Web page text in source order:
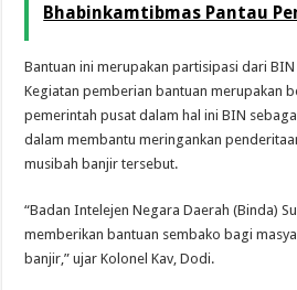
Bhabinkamtibmas Pantau
Bantuan ini merupakan partisipasi dari
Kegiatan pemberian bantuan merupakan
pemerintah pusat dalam hal ini BIN
dalam membantu meringankan
musibah banjir tersebut.
“Badan Intelejen Negara Daerah (Binda)
memberikan bantuan sembako bagi
banjir,” ujar Kolonel Kav, Dodi.